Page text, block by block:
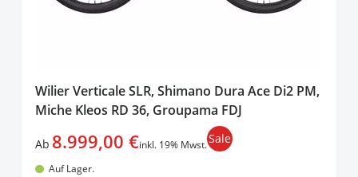
Wilier Verticale SLR, Shimano Dura Ace Di2 PM,
Miche Kleos RD 36, Groupama FDJ
Ab 8.999,00 €inkl. 19% Mwst.Sale
Auf Lager.